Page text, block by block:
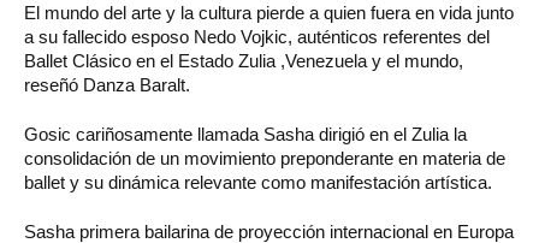
El mundo del arte y la cultura pierde a quien fuera en vida junto
a su fallecido esposo Nedo Vojkic, auténticos referentes del
Ballet Clásico en el Estado Zulia ,Venezuela y el mundo,
reseñó Danza Baralt.
Gosic cariñosamente llamada Sasha dirigió en el Zulia la
consolidación de un movimiento preponderante en materia de
ballet y su dinámica relevante como manifestación artística.
Sasha primera bailarina de proyección internacional en Europa